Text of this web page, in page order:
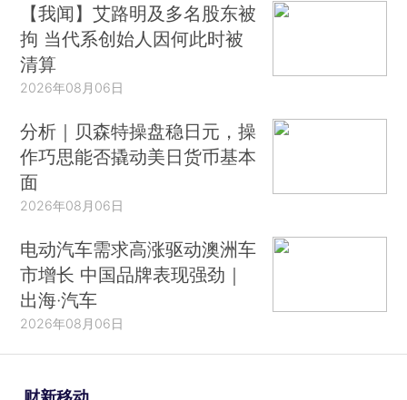
【我闻】艾路明及多名股东被
拘 当代系创始人因何此时被
清算
2026年08月06日
分析｜贝森特操盘稳日元，操
作巧思能否撬动美日货币基本
面
2026年08月06日
电动汽车需求高涨驱动澳洲车
市增长 中国品牌表现强劲｜
出海·汽车
2026年08月06日